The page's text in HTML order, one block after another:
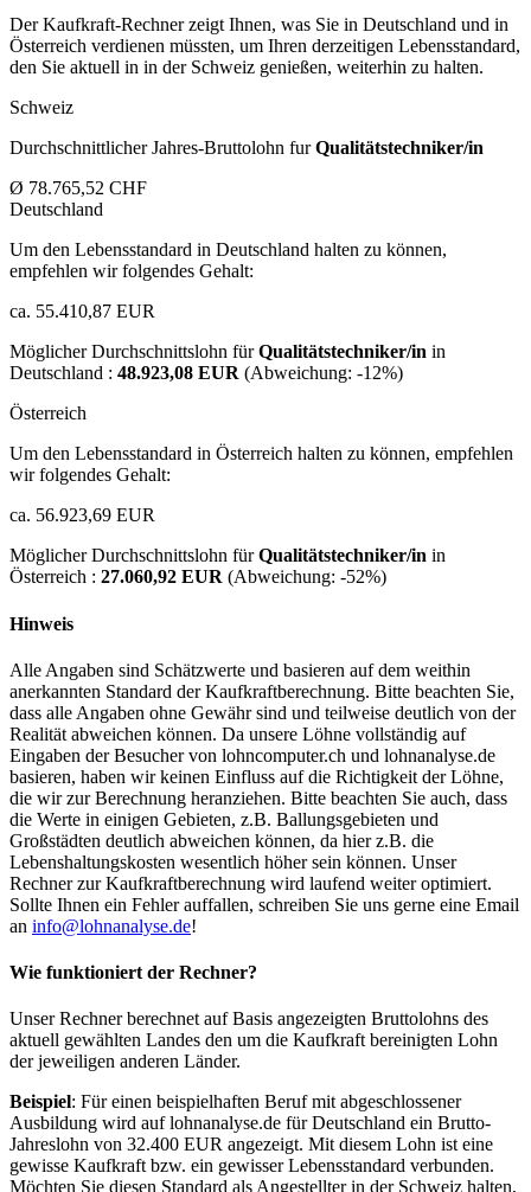
Der Kaufkraft-Rechner zeigt Ihnen, was Sie in Deutschland und in
Österreich verdienen müssten, um Ihren derzeitigen Lebensstandard,
den Sie aktuell in in der Schweiz genießen, weiterhin zu halten.
Schweiz
Durchschnittlicher Jahres-Bruttolohn furQualitätstechniker/in
Ø 78.765,52 CHF
Deutschland
Um den Lebensstandard in Deutschland halten zu können,
empfehlen wir folgendes Gehalt:
ca. 55.410,87 EUR
Möglicher Durchschnittslohn fürQualitätstechniker/in in
Deutschland : 48.923,08 EUR (Abweichung: -12%)
Österreich
Um den Lebensstandard in Österreich halten zu können, empfehlen
wir folgendes Gehalt:
ca. 56.923,69 EUR
Möglicher Durchschnittslohn fürQualitätstechniker/in in
Österreich : 27.060,92 EUR (Abweichung: -52%)
Hinweis
Alle Angaben sind Schätzwerte und basieren auf dem weithin
anerkannten Standard der Kaufkraftberechnung. Bitte beachten Sie,
dass alle Angaben ohne Gewähr sind und teilweise deutlich von der
Realität abweichen können. Da unsere Löhne vollständig auf
Eingaben der Besucher von lohncomputer.ch und lohnanalyse.de
basieren, haben wir keinen Einfluss auf die Richtigkeit der Löhne,
die wir zur Berechnung heranziehen. Bitte beachten Sie auch, dass
die Werte in einigen Gebieten, z.B. Ballungsgebieten und
Großstädten deutlich abweichen können, da hier z.B. die
Lebenshaltungskosten wesentlich höher sein können. Unser
Rechner zur Kaufkraftberechnung wird laufend weiter optimiert.
Sollte Ihnen ein Fehler auffallen, schreiben Sie uns gerne eine Email
an info@lohnanalyse.de!
Wie funktioniert der Rechner?
Unser Rechner berechnet auf Basis angezeigten Bruttolohns des
aktuell gewählten Landes den um die Kaufkraft bereinigten Lohn
der jeweiligen anderen Länder.
Beispiel: Für einen beispielhaften Beruf mit abgeschlossener
Ausbildung wird auf lohnanalyse.de für Deutschland ein Brutto-
Jahreslohn von 32.400 EUR angezeigt. Mit diesem Lohn ist eine
gewisse Kaufkraft bzw. ein gewisser Lebensstandard verbunden.
Möchten Sie diesen Standard als Angestellter in der Schweiz halten,